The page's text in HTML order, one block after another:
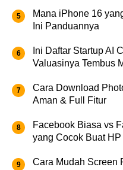
Mana iPhone 16
Ini Panduannya
Ini Daftar Startup AI
Valuasinya Tembus
Cara Download
Aman & Full Fitur
Facebook Biasa vs
yang Cocok Buat
Cara Mudah Screen